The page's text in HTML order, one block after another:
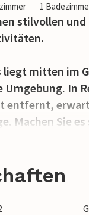
1
stilvollen
liegt mitten im
Umgebung. In
entfernt,
Machen Sie
mit
Nutzen
Sie Ihre
die großen